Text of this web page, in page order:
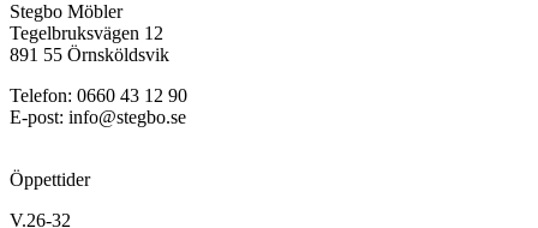
Stegbo Möbler
Tegelbruksvägen 12
891 55 Örnsköldsvik
Telefon: 0660 43 12 90
E-post: info@stegbo.se
Öppettider
V.26-32